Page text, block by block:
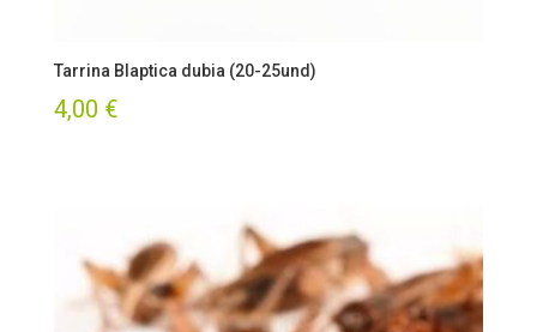
Tarrina Blaptica dubia (20-25und)
4,00 €